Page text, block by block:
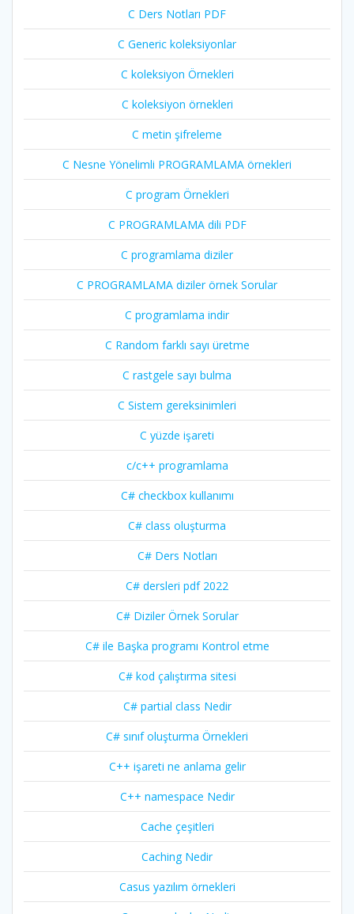
C Ders Notları PDF
C Generic koleksiyonlar
C koleksiyon Örnekleri
C koleksiyon örnekleri
C metin şifreleme
C Nesne Yönelimli PROGRAMLAMA örnekleri
C program Örnekleri
C PROGRAMLAMA dili PDF
C programlama diziler
C PROGRAMLAMA diziler örnek Sorular
C programlama indir
C Random farklı sayı üretme
C rastgele sayı bulma
C Sistem gereksinimleri
C yüzde işareti
c/c++ programlama
C# checkbox kullanımı
C# class oluşturma
C# Ders Notları
C# dersleri pdf 2022
C# Diziler Örnek Sorular
C# ile Başka programı Kontrol etme
C# kod çalıştırma sitesi
C# partial class Nedir
C# sınıf oluşturma Örnekleri
C++ işareti ne anlama gelir
C++ namespace Nedir
Cache çeşitleri
Caching Nedir
Casus yazılım örnekleri